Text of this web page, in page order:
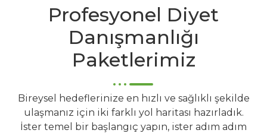
Profesyonel Diyet
Danışmanlığı
Paketlerimiz
Bireysel hedeflerinize en hızlı ve sağlıklı şekilde
ulaşmanız için iki farklı yol haritası hazırladık.
İster temel bir başlangıç yapın, ister adım adım